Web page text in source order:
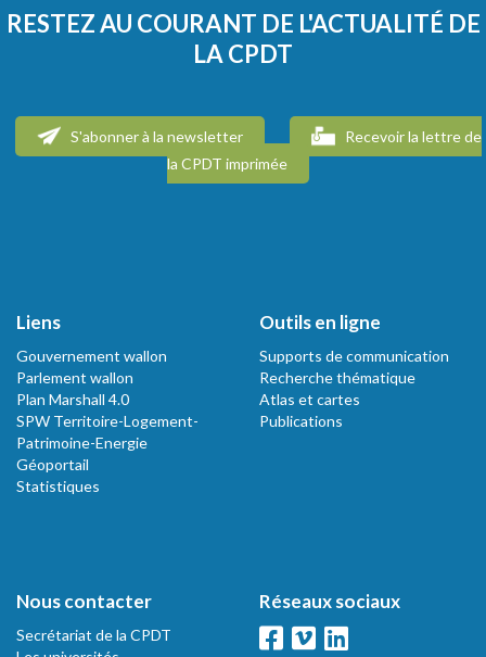
RESTEZ AU COURANT DE L'ACTUALITÉ DE
LA CPDT
S'abonner à la newsletter
Recevoir la lettre de
la CPDT imprimée
Liens
Gouvernement wallon
Parlement wallon
Plan Marshall 4.0
SPW Territoire-Logement-
Patrimoine-Energie
Géoportail
Statistiques
Outils en ligne
Supports de communication
Recherche thématique
Atlas et cartes
Publications
Nous contacter
Secrétariat de la CPDT
Réseaux sociaux